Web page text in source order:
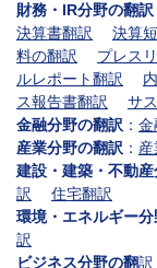
財務・IR分野の翻訳
決算書翻訳
決算
料の翻訳
プレス
ルレポート翻訳
ス報告書翻訳
サ
金融分野の翻訳 ： 金
産業分野の翻訳 ：
建設・建築・不動
訳
住宅翻訳
環境・エネルギー
訳
ビジネス分野の翻訳